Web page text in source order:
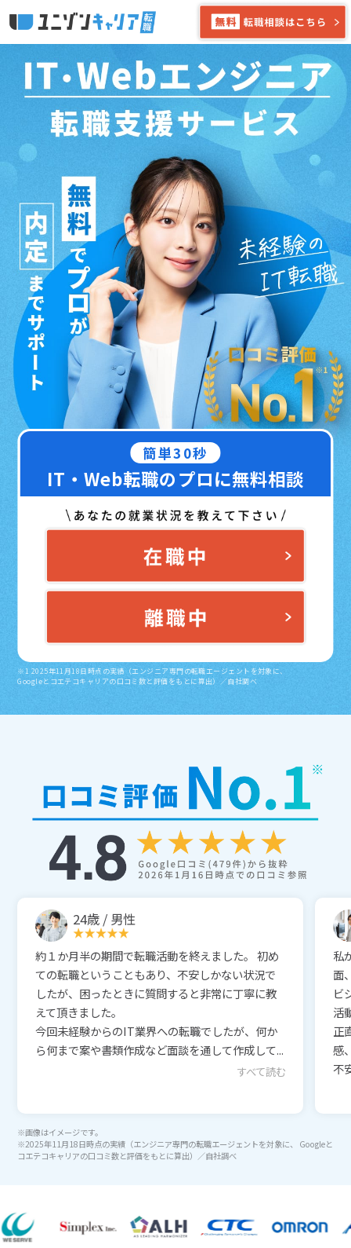
簡単30秒
IT・Web転職のプロに無料相談
※1 2025年11月18日時点の実績（エンジニア専門の転職エージェントを対象に、
Googleとコエテコキャリアの口コミ数と評価をもとに算出）／自社調べ
24歳 / 男性
約１か月半の期間で転職活動を終えました。 初め
ての転職ということもあり、不安しかない状況で
したが、困ったときに質問すると非常に丁寧に教
えて頂きました。
今回未経験からのIT業界への転職でしたが、何か
ら何まで案や書類作成など面談を通して作成して...
すべて読む
私
面
ビ
活
正
感
不
※画像はイメージです。
※2025年11月18日時点の実績（エンジニア専門の転職エージェントを対象に、 Googleと
コエテコキャリアの口コミ数と評価をもとに算出）／自社調べ